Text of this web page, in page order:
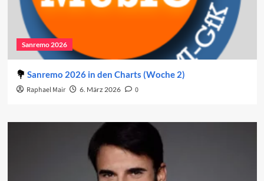
Sanremo 2026
Sanremo 2026 in den Charts (Woche 2)
Raphael Mair 6. März 2026 0